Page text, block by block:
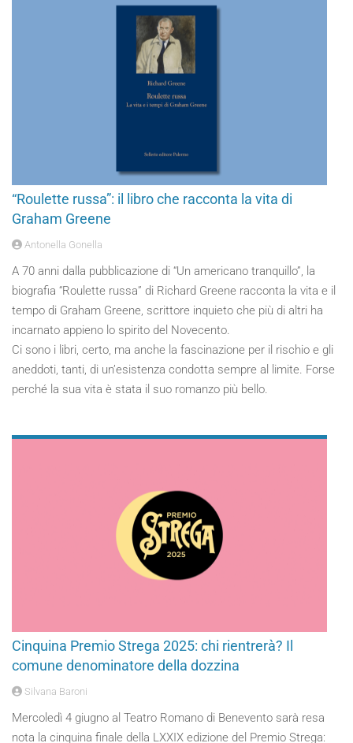
“Roulette russa”: il libro che racconta la vita di
Graham Greene
Antonella Gonella
A 70 anni dalla pubblicazione di “Un americano tranquillo”, la
biografia “Roulette russa” di Richard Greene racconta la vita e il
tempo di Graham Greene, scrittore inquieto che più di altri ha
incarnato appieno lo spirito del Novecento.
Ci sono i libri, certo, ma anche la fascinazione per il rischio e gli
aneddoti, tanti, di un’esistenza condotta sempre al limite. Forse
perché la sua vita è stata il suo romanzo più bello.
Cinquina Premio Strega 2025: chi rientrerà? Il
comune denominatore della dozzina
Silvana Baroni
Mercoledì 4 giugno al Teatro Romano di Benevento sarà resa
nota la cinquina finale della LXXIX edizione del Premio Strega: